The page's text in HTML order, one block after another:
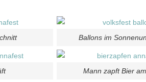
Ballons im
Mann zapft Bier